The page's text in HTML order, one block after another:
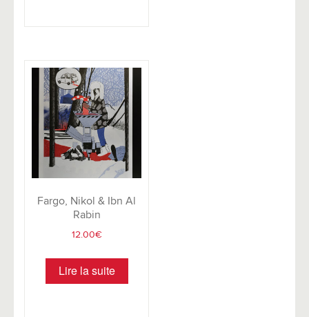
Fargo, Nikol & Ibn Al
Rabin
12.00€
Lire la suite